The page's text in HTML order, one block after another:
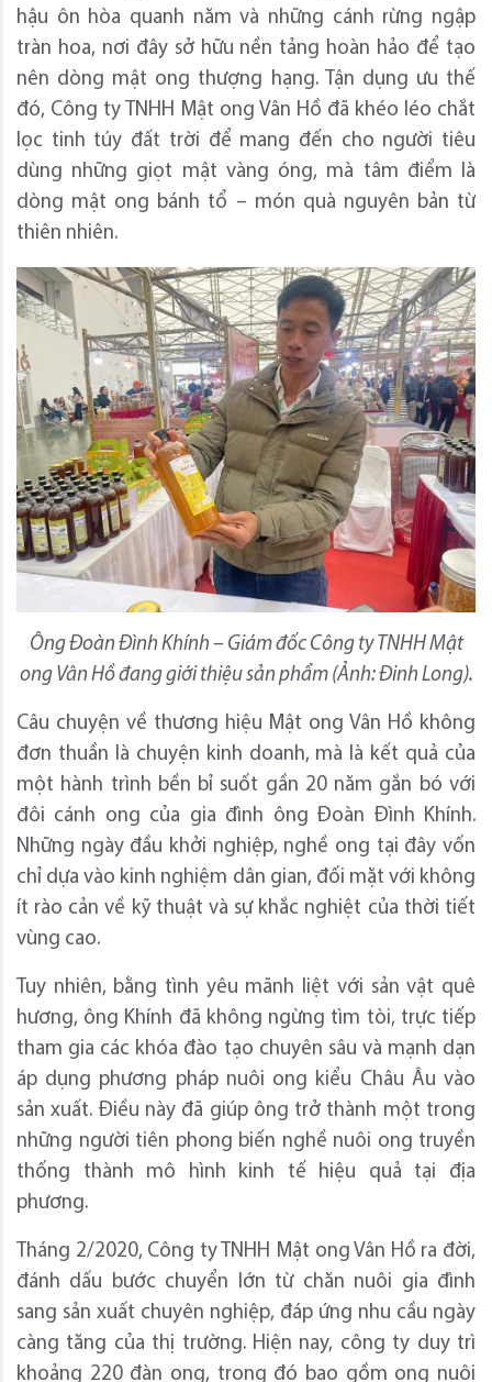
hậu ôn hòa quanh năm và những cánh rừng ngập
tràn hoa, nơi đây sở hữu nền tảng hoàn hảo để tạo
nên dòng mật ong thượng hạng. Tận dụng ưu thế
đó, Công ty TNHH Mật ong Vân Hồ đã khéo léo chắt
lọc tinh túy đất trời để mang đến cho người tiêu
dùng những giọt mật vàng óng, mà tâm điểm là
dòng mật ong bánh tổ – món quà nguyên bản từ
thiên nhiên.
Ông Đoàn Đình Khính – Giám đốc Công ty TNHH Mật
ong Vân Hồ đang giới thiệu sản phẩm (Ảnh: Đinh Long).
Câu chuyện về thương hiệu Mật ong Vân Hồ không
đơn thuần là chuyện kinh doanh, mà là kết quả của
một hành trình bền bỉ suốt gần 20 năm gắn bó với
đôi cánh ong của gia đình ông Đoàn Đình Khính.
Những ngày đầu khởi nghiệp, nghề ong tại đây vốn
chỉ dựa vào kinh nghiệm dân gian, đối mặt với không
ít rào cản về kỹ thuật và sự khắc nghiệt của thời tiết
vùng cao.
Tuy nhiên, bằng tình yêu mãnh liệt với sản vật quê
hương, ông Khính đã không ngừng tìm tòi, trực tiếp
tham gia các khóa đào tạo chuyên sâu và mạnh dạn
áp dụng phương pháp nuôi ong kiểu Châu Âu vào
sản xuất. Điều này đã giúp ông trở thành một trong
những người tiên phong biến nghề nuôi ong truyền
thống thành mô hình kinh tế hiệu quả tại địa
phương.
Tháng 2/2020, Công ty TNHH Mật ong Vân Hồ ra đời,
đánh dấu bước chuyển lớn từ chăn nuôi gia đình
sang sản xuất chuyên nghiệp, đáp ứng nhu cầu ngày
càng tăng của thị trường. Hiện nay, công ty duy trì
khoảng 220 đàn ong, trong đó bao gồm ong nuôi